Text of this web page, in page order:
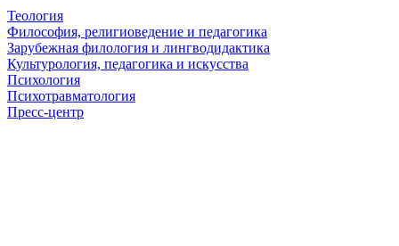
Теология
Философия, религиоведение и педагогика
Зарубежная филология и лингводидактика
Культурология, педагогика и искусства
Психология
Психотравматология
Пресс-центр